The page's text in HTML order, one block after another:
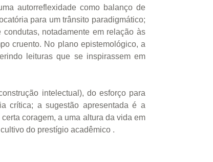
autorreflexidade como balanço de
para um trânsito paradigmático;
notadamente em relação às
cruento. No plano epistemológico, a
leituras que se inspirassem em
intelectual), do esforço para
crítica; a sugestão apresentada é a
coragem, a uma altura da vida em
do prestígio acadêmico .